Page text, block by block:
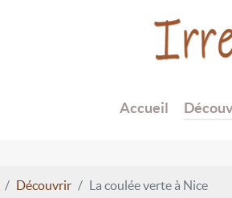
Accueil
Découvrir La coulée verte à Nice